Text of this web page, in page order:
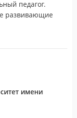
педагог.
развивающие
имени